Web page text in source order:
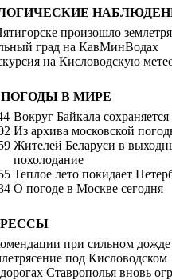
произошло
град на КавМинВодах
на Кисловодскую
ПОГОДЫ В МИРЕ
Вокруг Байкала
Из архива московской
Жителей Беларуси в
похолодание
Теплое лето покидает
О погоде в Москве сегодня
при сильном
под Кисловодском
Ставрополья вновь